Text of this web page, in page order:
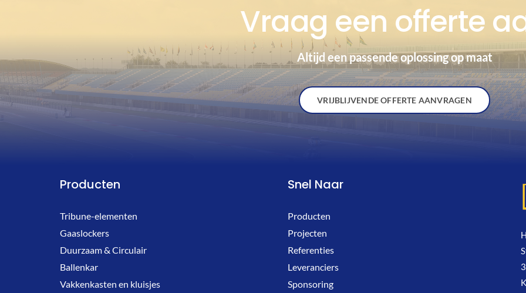
Vraag een offerte
Altijd een passende oplossing op maat
VRIJBLIJVENDE OFFERTE AANVRAGEN
Producten
Tribune-elementen
Gaaslockers
Duurzaam & Circulair
Ballenkar
Vakkenkasten en kluisjes
Snel Naar
Producten
Projecten
Referenties
Leveranciers
Sponsoring